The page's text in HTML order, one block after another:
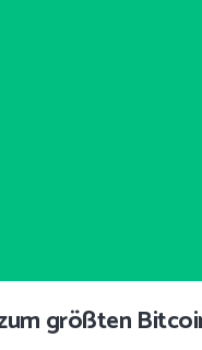
größten